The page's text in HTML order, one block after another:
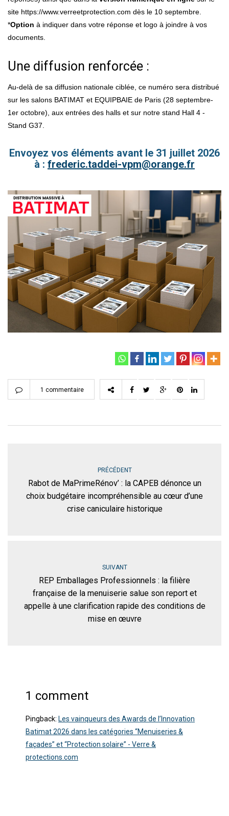
site https://www.verreetprotection.com dès le 10 septembre.
*Option à indiquer dans votre réponse et logo à joindre à vos
documents.
Une diffusion renforcée :
Au-delà de sa diffusion nationale ciblée, ce numéro sera distribué
sur les salons BATIMAT et EQUIPBAIE de Paris (28 septembre-
1er octobre), aux entrées des halls et sur notre stand Hall 4 -
Stand G37.
Envoyez vos éléments avant le 31 juillet 2026
à : frederic.taddei-vpm@orange.fr
1 commentaire
PRÉCÉDENT
Rabot de MaPrimeRénov’ : la CAPEB dénonce un
choix budgétaire incompréhensible au cœur d’une
crise caniculaire historique
SUIVANT
REP Emballages Professionnels : la filière
française de la menuiserie salue son report et
appelle à une clarification rapide des conditions de
mise en œuvre
1 comment
Pingback: Les vainqueurs des Awards de l’Innovation
Batimat 2026 dans les catégories “Menuiseries &
façades” et “Protection solaire” - Verre &
protections.com